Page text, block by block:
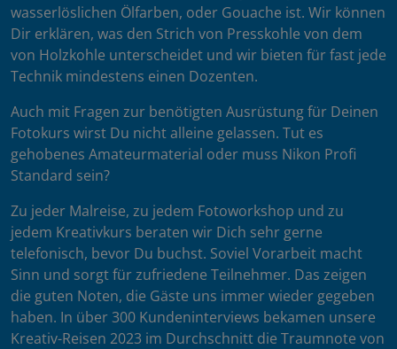
wasserlöslichen Ölfarben, oder Gouache ist. Wir können
Dir erklären, was den Strich von Presskohle von dem
von Holzkohle unterscheidet und wir bieten für fast jede
Technik mindestens einen Dozenten.
Auch mit Fragen zur benötigten Ausrüstung für Deinen
Fotokurs wirst Du nicht alleine gelassen. Tut es
gehobenes Amateurmaterial oder muss Nikon Profi
Standard sein?
Zu jeder Malreise, zu jedem Fotoworkshop und zu
jedem Kreativkurs beraten wir Dich sehr gerne
telefonisch, bevor Du buchst. Soviel Vorarbeit macht
Sinn und sorgt für zufriedene Teilnehmer. Das zeigen
die guten Noten, die Gäste uns immer wieder gegeben
haben. In über 300 Kundeninterviews bekamen unsere
Kreativ-Reisen 2023 im Durchschnitt die Traumnote von